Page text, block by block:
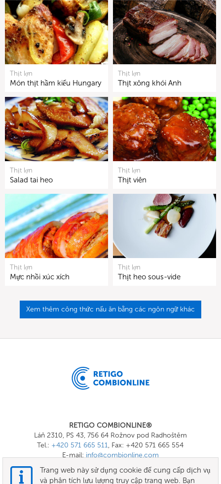
Thịt lợn
Món thịt hầm kiểu Hungary
Thịt lợn
Thịt xông khói Anh
Thịt lợn
Salad tai heo
Thịt lợn
Thịt viên
Thịt lợn
Mực nhồi xúc xích
Thịt lợn
Thịt heo sous-vide
Xem thêm công thức nấu ăn bằng các ngôn ngữ khác
RETIGO COMBIONLINE®
Láň 2310, PS 43, 756 64 Rožnov pod Radhoštěm
Tel.: +420 571 665 511, Fax: +420 571 665 554
E-mail: info@combionline.com
Trang web này sử dụng cookie để cung cấp dịch vụ
và phân tích lưu lượng truy cập trang web. Bạn